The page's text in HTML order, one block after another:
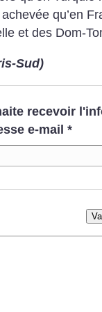
achevée qu’en
et des Dom-
Sud)
recevoir
e-mail *